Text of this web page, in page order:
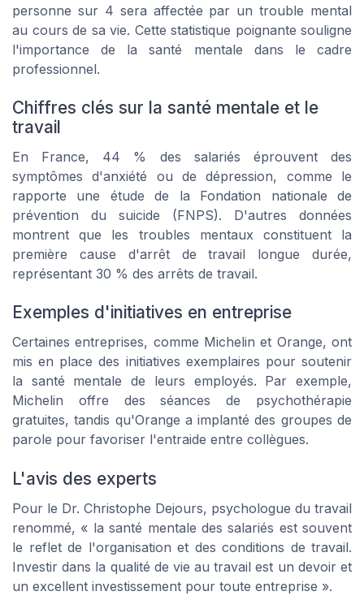
personne sur 4 sera affectée par un trouble mental
au cours de sa vie. Cette statistique poignante souligne
l'importance de la santé mentale dans le cadre
professionnel.
Chiffres clés sur la santé mentale et le
travail
En France, 44 % des salariés éprouvent des
symptômes d'anxiété ou de dépression, comme le
rapporte une étude de la Fondation nationale de
prévention du suicide (FNPS). D'autres données
montrent que les troubles mentaux constituent la
première cause d'arrêt de travail longue durée,
représentant 30 % des arrêts de travail.
Exemples d'initiatives en entreprise
Certaines entreprises, comme Michelin et Orange, ont
mis en place des initiatives exemplaires pour soutenir
la santé mentale de leurs employés. Par exemple,
Michelin offre des séances de psychothérapie
gratuites, tandis qu'Orange a implanté des groupes de
parole pour favoriser l'entraide entre collègues.
L'avis des experts
Pour le Dr. Christophe Dejours, psychologue du travail
renommé, « la santé mentale des salariés est souvent
le reflet de l'organisation et des conditions de travail.
Investir dans la qualité de vie au travail est un devoir et
un excellent investissement pour toute entreprise ».